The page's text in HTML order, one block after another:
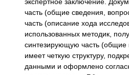
часть (общие сведения,
часть (описание хода
использованных методик,
синтезирующую часть
имеет четкую структуру,
данными и оформлено